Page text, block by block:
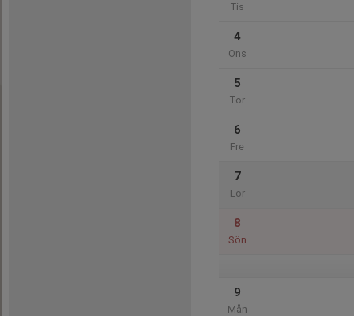
Tis
4
Ons
5
Tor
6
Fre
7
Lör
8
Sön
9
Mån